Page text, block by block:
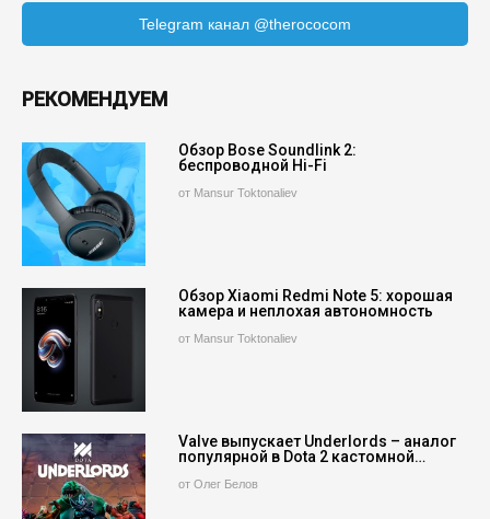
Telegram канал @therococom
РЕКОМЕНДУЕМ
Обзор Bose Soundlink 2:
беспроводной Hi-Fi
от Mansur Toktonaliev
Обзор Xiaomi Redmi Note 5: хорошая
камера и неплохая автономность
от Mansur Toktonaliev
Valve выпускает Underlords – аналог
популярной в Dota 2 кастомной…
от Олег Белов